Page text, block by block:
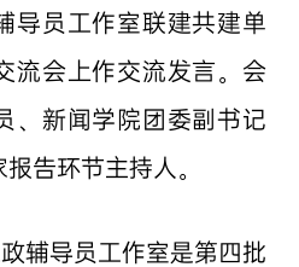
导员工作室联建共建单
流会上作交流发言。会
、新闻学院团委副书记
告环节主持人。
辅导员工作室是第四批